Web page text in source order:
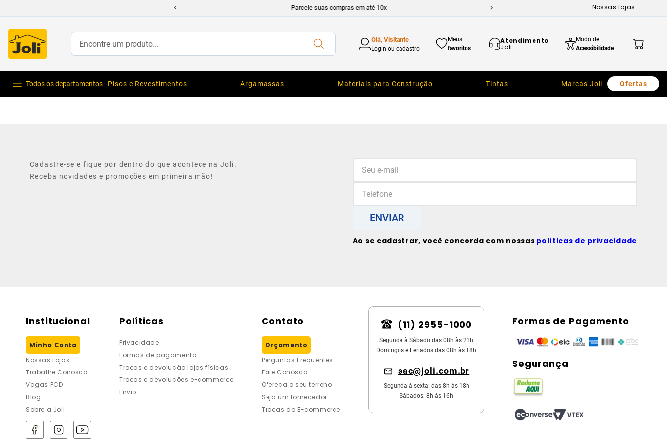
Parcele suas compras em até 10x Nossas lojas
Encontre um produto... Olá, Visitante
Login ou cadastro
Meus
favoritos
Atendimento
Joli
Modo de
Acessibilidade
Todos os departamentos Pisos e Revestimentos Argamassas Materiais para Construção Tintas Marcas Joli Ofertas
Cadastre-se e fique por dentro do que acontece na Joli.
Receba novidades e promoções em primeira mão!
ENVIAR
Ao se cadastrar, você concorda com nossas políticas de privacidade
Institucional
Minha Conta
Nossas Lojas
Trabalhe Conosco
Vagas PCD
Blog
Sobre a Joli
Políticas
Privacidade
Formas de pagamento
Trocas e devolução lojas físicas
Trocas e devoluções e-commerce
Envio
Contato
Orçamento
Perguntas Frequentes
Fale Conosco
Ofereça o seu terreno
Seja um fornecedor
Trocas do E-commerce
(11) 2955-1000
Segunda à Sábado das 08h às 21h
Domingos e Feriados das 08h às 18h
sac@joli.com.br
Segunda à sexta: das 8h às 18h
Sábados: 8h às 16h
Formas de Pagamento
Segurança